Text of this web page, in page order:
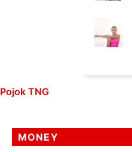
Pojok TNG
MONEY